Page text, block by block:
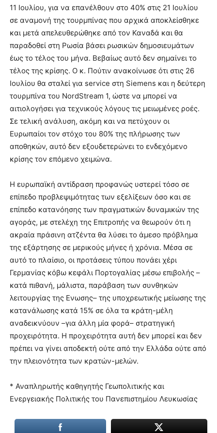
11 Ιουλίου, για να επανέλθουν στο 40% στις 21 Ιουλίου
σε αναμονή της τουρμπίνας που αρχικά αποκλείσθηκε
και μετά απελευθερώθηκε από τον Καναδά και θα
παραδοθεί στη Ρωσία βάσει ρωσικών δημοσιευμάτων
έως το τέλος του μήνα. Βεβαίως αυτό δεν σημαίνει το
τέλος της κρίσης. Ο κ. Πούτιν ανακοίνωσε ότι στις 26
Ιουλίου θα σταλεί για service στη Siemens και η δεύτερη
τουρμπίνα του NordStream 1, ώστε να μπορεί να
αιτιολογήσει για τεχνικούς λόγους τις μειωμένες ροές.
Σε τελική ανάλυση, ακόμη και να πετύχουν οι
Ευρωπαίοι τον στόχο του 80% της πλήρωσης των
αποθηκών, αυτό δεν εξουδετερώνει το ενδεχόμενο
κρίσης τον επόμενο χειμώνα.
Η ευρωπαϊκή αντίδραση προφανώς υστερεί τόσο σε
επίπεδο προβλεψιμότητας των εξελίξεων όσο και σε
επίπεδο κατανόησης των πραγματικών δυναμικών της
αγοράς, με στελέχη της Επιτροπής να θεωρούν ότι η
ακραία πράσινη ατζέντα θα λύσει το άμεσο πρόβλημα
της εξάρτησης σε μερικούς μήνες ή χρόνια. Μέσα σε
αυτό το πλαίσιο, οι προτάσεις τύπου πονάει χέρι
Γερμανίας κόβω κεφάλι Πορτογαλίας μέσω επιβολής –
κατά πιθανή, μάλιστα, παράβαση των συνθηκών
λειτουργίας της Ενωσης– της υποχρεωτικής μείωσης της
κατανάλωσης κατά 15% σε όλα τα κράτη-μέλη
αναδεικνύουν –για άλλη μία φορά– στρατηγική
προχειρότητα. Η προχειρότητα αυτή δεν μπορεί και δεν
πρέπει να γίνει αποδεκτή ούτε από την Ελλάδα ούτε από
την πλειονότητα των κρατών-μελών.
* Αναπληρωτής καθηγητής Γεωπολιτικής και
Ενεργειακής Πολιτικής του Πανεπιστημίου Λευκωσίας